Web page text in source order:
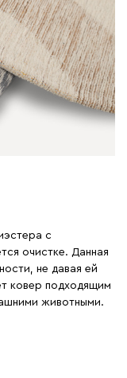
с
очистке. Данная
не давая ей
ковер подходящим
животными.